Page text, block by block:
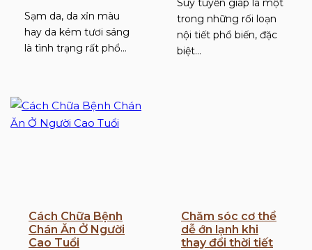
Sạm da, da xỉn màu
hay da kém tươi sáng
là tình trạng rất phổ…
Suy tuyến giáp là một
trong những rối loạn
nội tiết phổ biến, đặc
biệt…
Cách Chữa Bệnh
Chán Ăn Ở Người
Cao Tuổi
Chăm sóc cơ thể
dễ ớn lạnh khi
thay đổi thời tiết